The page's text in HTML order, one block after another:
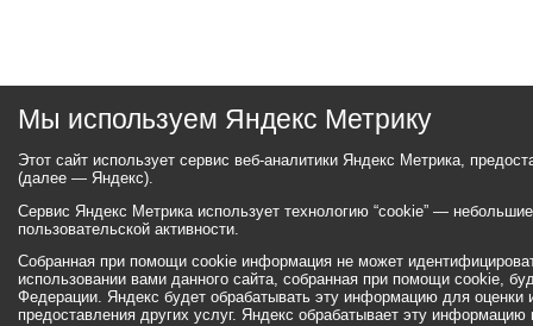
Мы используем Яндекс Метрику
Этот сайт использует сервис веб-аналитики Яндекс Метрика,
(далее — Яндекс).
Сервис Яндекс Метрика использует технологию “cookie” —
пользовательской активности.
Собранная при помощи cookie информация не может
использовании вами данного сайта, собранная при помощи cookie,
Федерации. Яндекс будет обрабатывать эту информацию для оценки
предоставления других услуг. Яндекс обрабатывает эту